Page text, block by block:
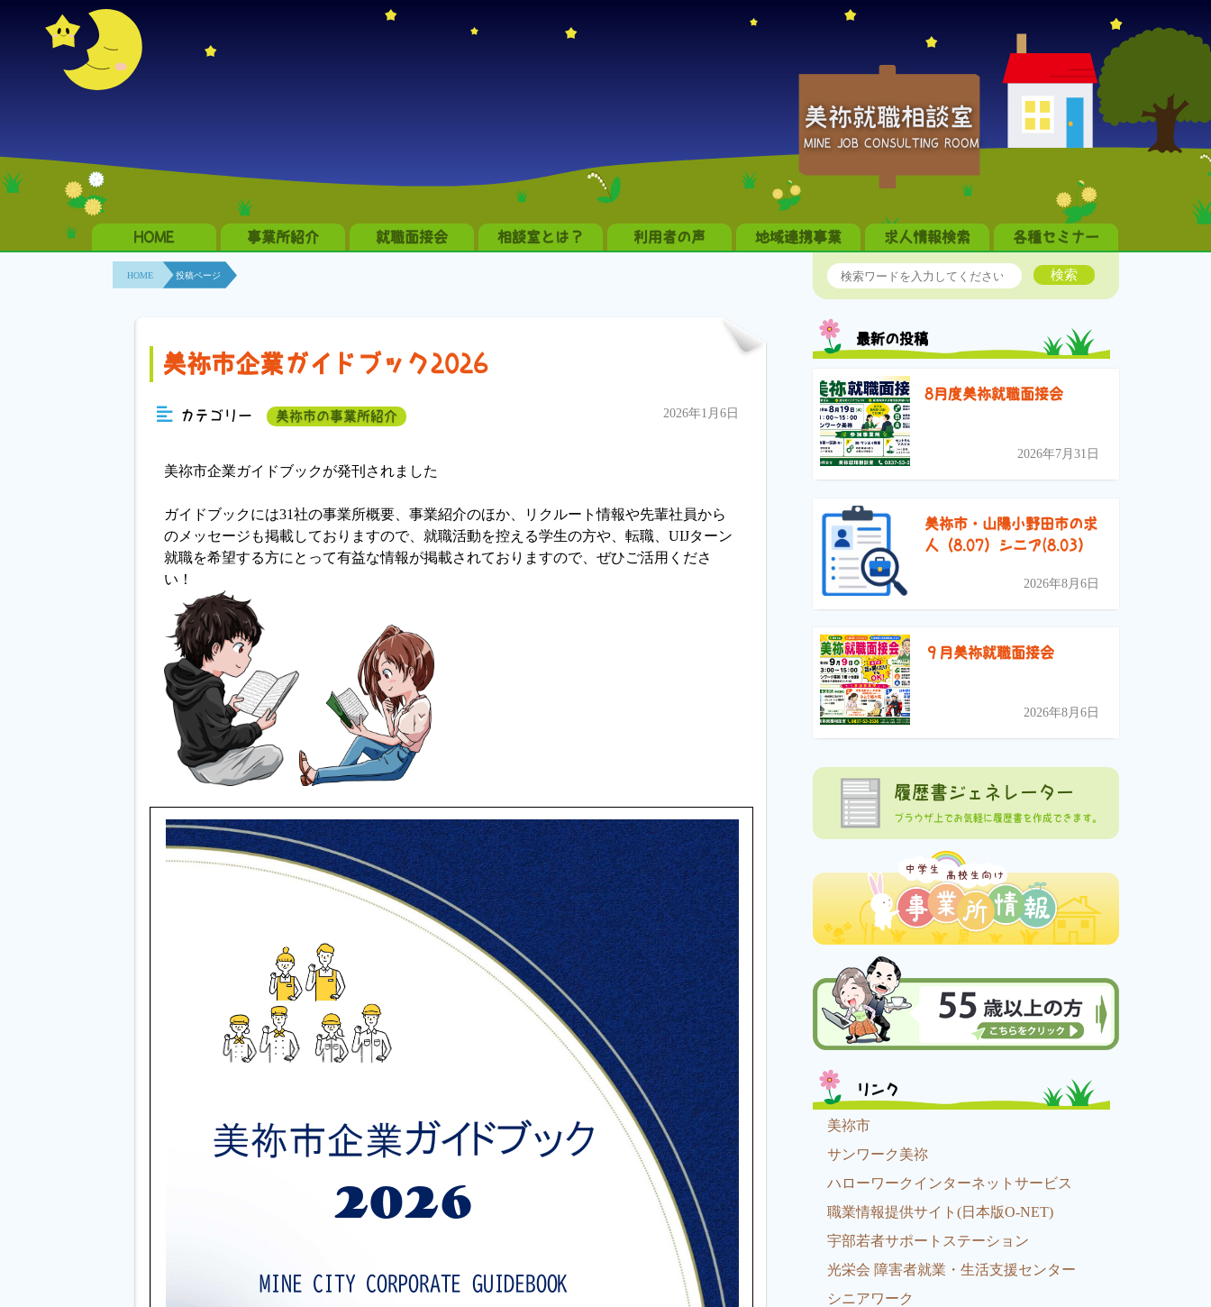
美祢就職相談室
MINE JOB CONSULTING ROOM
HOME 事業所紹介 就職面接会 相談室とは？ 利用者の声 地域連携事業 求人情報検索 各種セミナー
HOME 投稿ページ
美祢市企業ガイドブック2026
カテゴリー 美祢市の事業所紹介 2026年1月6日
美祢市企業ガイドブックが発刊されました
ガイドブックには31社の事業所概要、事業紹介のほか、リクルート情報や先輩社員から
のメッセージも掲載しておりますので、就職活動を控える学生の方や、転職、UIJターン
就職を希望する方にとって有益な情報が掲載されておりますので、ぜひご活用くださ
い！
検索
最新の投稿
8月度美祢就職面接会
2026年7月31日
美祢市・山陽小野田市の求
人（8.07）シニア(8.03）
2026年8月6日
９月美祢就職面接会
2026年8月6日
履歴書ジェネレーター
ブラウザ上でお気軽に履歴書を作成できます。
リンク
美祢市
サンワーク美祢
ハローワークインターネットサービス
職業情報提供サイト(日本版O-NET)
宇部若者サポートステーション
光栄会 障害者就業・生活支援センター
シニアワーク